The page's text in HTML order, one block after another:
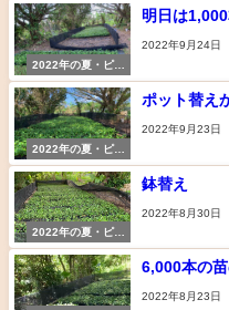
2022年の夏・ピパ
ーチの苗づくり
明日は
2022年9月24日
2022年の夏・ピパ
ーチの苗づくり
ポット替え
2022年9月23日
2022年の夏・ピパ
ーチの苗づくり
鉢替え
2022年8月30日
6,000本の
2022年8月23日